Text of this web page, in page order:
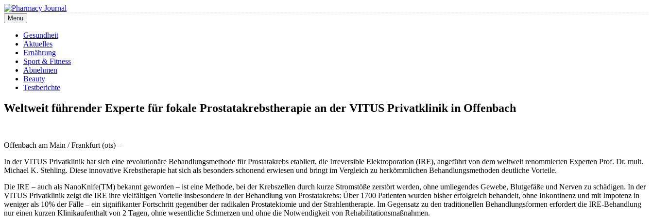
Skip
to
content
Pharmacy Journal
Menu
Gesundheit
Aktuelles
Ernährung
Sport & Fitness
Abnehmen
Beauty
Testberichte
Weltweit führender Experte für fokale Prostatakrebstherapie an der VITUS Privatklinik in Offenbach
Offenbach am Main / Frankfurt (ots) –
In der VITUS Privatklinik hat sich eine revolutionäre Behandlungsmethode für Prostatakrebs etabliert, die Irreversible Elektroporation (IRE), angeführt von dem weltweit renommierten Experten Prof. Dr. mult.
Michael K. Stehling. Diese innovative Krebstherapie hat sich als besonders schonend erwiesen und bringt im Vergleich zu herkömmlichen Behandlungsmethoden deutliche Vorteile.
Die IRE – auch als NanoKnife(TM) bekannt geworden – ist eine Methode, bei der Krebszellen durch kurze Stromstöße zerstört werden, ohne umliegendes Gewebe, Blutgefäße und Nerven zu schädigen. In der
VITUS Privatklinik zeigt die IRE ihre vielfältigen Vorteile insbesondere in der Behandlung von Prostatakrebs: Über 1700 Patienten wurden bisher erfolgreich behandelt, ohne Inkontinenz und mit Impotenz in
weniger als 10% der Fälle – ein signifikanter Fortschritt gegenüber der radikalen Prostatektomie und der Strahlentherapie. Im Gegensatz zu den traditionellen Behandlungsformen erfordert die IRE-Behandlung
nur einen kurzen Klinikaufenthalt von 2 Tagen, ohne wesentliche Schmerzen und ohne die Notwendigkeit von Rehabilitationsmaßnahmen.